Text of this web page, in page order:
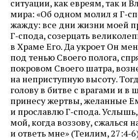
ситуации, как евреям, так и
мира: «Об одном молил я
жажду: все дни жизни моей
Г‑спода, созерцать
в Храме Его. Да укроет Он
под тенью Своего полога,
покровом Своего шатра,
на неприступную высоту.
голову в битве с врагами и в
принесу жертвы, желанные
и прославлю Г‑спода. Услышь,
мой, когда воззову, сжалься
и ответь мне» (Теилим,